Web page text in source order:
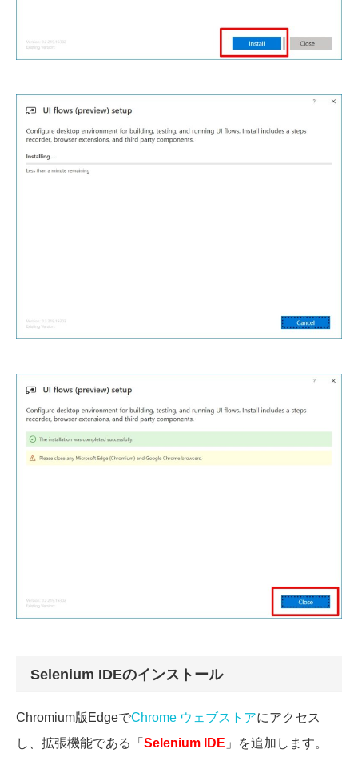
Selenium IDEのインストール
Chromium版EdgeでChrome ウェブストアにアクセス
し、拡張機能である「 Selenium IDE 」を追加します。